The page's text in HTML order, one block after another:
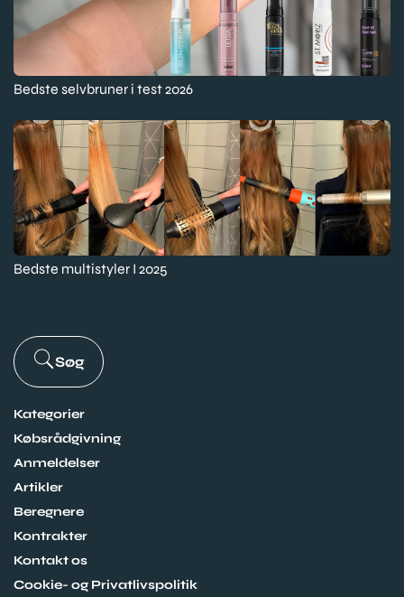
Bedste selvbruner i test 2026
Bedste multistyler I 2025
Søg
Kategorier
Købsrådgivning
Anmeldelser
Artikler
Beregnere
Kontrakter
Kontakt os
Cookie- og Privatlivspolitik